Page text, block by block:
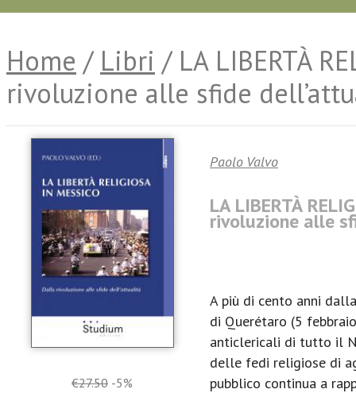
Home / Libri / LA LIBERTÀ
rivoluzione alle sfide
€27.50 -5%
Paolo Valvo
LA LIBERTÀ
rivoluzione alle
A più di cento anni
di Querétaro (5
anticlericali di tutto il
delle fedi religiose di
pubblico continua a